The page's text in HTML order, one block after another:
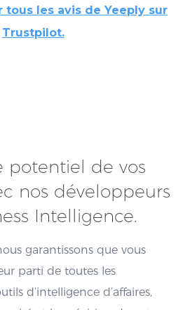
tous les avis de Yeeply sur
Trustpilot.
potentiel de vos
nos développeurs
Intelligence.
garantissons que vous
parti de toutes les
d’intelligence d’affaires,